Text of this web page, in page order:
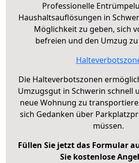
Professionelle
Haushaltsauflösungen in
Möglichkeit zu geben, sich
befreien und den Umzug
Die Halteverbotszonen
Umzugsgut in Schwerin schnell
neue Wohnung zu
sich Gedanken über
müssen.
Füllen Sie jetzt das Formular
Sie kostenlose